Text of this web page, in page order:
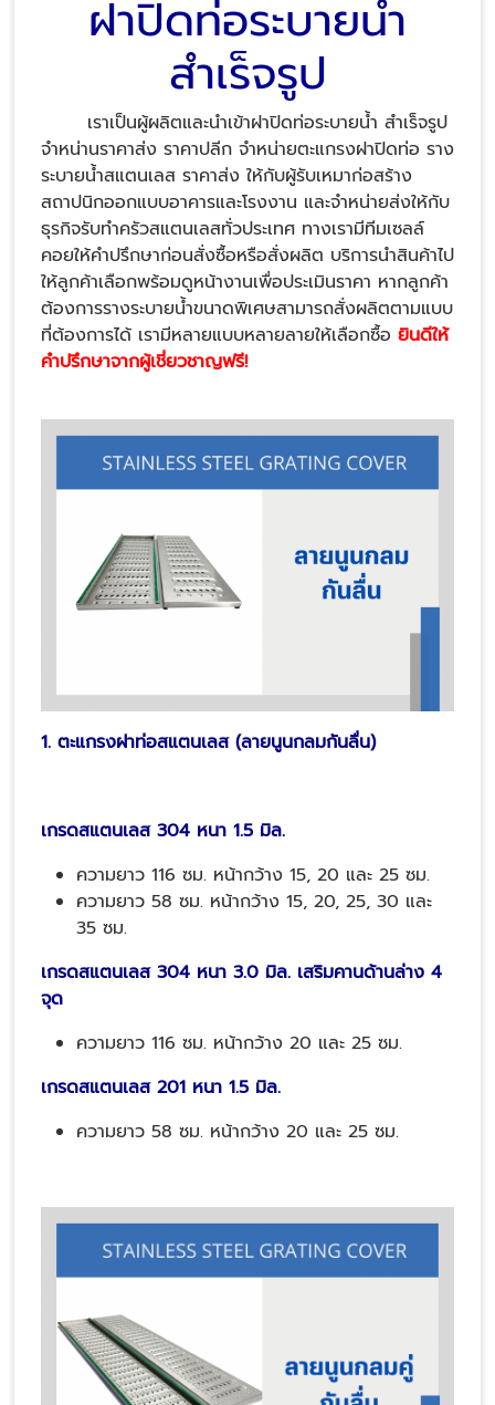
ฝาปิดท่อระบายน้ำ
สำเร็จรูป
เราเป็นผู้ผลิตและนำเข้าฝาปิดท่อระบายน้ำ สำเร็จรูป
จำหน่านราคาส่ง ราคาปลีก จำหน่ายตะแกรงฝาปิดท่อ ราง
ระบายน้ำสแตนเลส ราคาส่ง ให้กับผู้รับเหมาก่อสร้าง
สถาปนิกออกแบบอาคารและโรงงาน และจำหน่ายส่งให้กับ
ธุรกิจรับทำครัวสแตนเลสทั่วประเทศ ทางเรามีทีมเซลล์
คอยให้คำปรึกษาก่อนสั่งซื้อหรือสั่งผลิต บริการนำสินค้าไป
ให้ลูกค้าเลือกพร้อมดูหน้างานเพื่อประเมินราคา หากลูกค้า
ต้องการรางระบายน้ำขนาดพิเศษสามารถสั่งผลิตตามแบบ
ที่ต้องการได้ เรามีหลายแบบหลายลายให้เลือกซื้อ ยินดีให้
คำปรึกษาจากผู้เชี่ยวชาญฟรี!
1. ตะแกรงฝาท่อสแตนเลส (ลายนูนกลมกันลื่น)
เกรดสแตนเลส 304 หนา 1.5 มิล.
ความยาว 116 ซม. หน้ากว้าง 15, 20 และ 25 ซม.
ความยาว 58 ซม. หน้ากว้าง 15, 20, 25, 30 และ
35 ซม.
เกรดสแตนเลส 304 หนา 3.0 มิล. เสริมคานด้านล่าง 4
จุด
ความยาว 116 ซม. หน้ากว้าง 20 และ 25 ซม.
เกรดสแตนเลส 201 หนา 1.5 มิล.
ความยาว 58 ซม. หน้ากว้าง 20 และ 25 ซม.